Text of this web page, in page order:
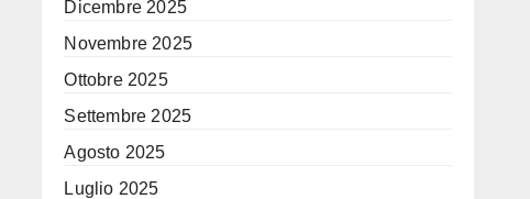
Dicembre 2025
Novembre 2025
Ottobre 2025
Settembre 2025
Agosto 2025
Luglio 2025